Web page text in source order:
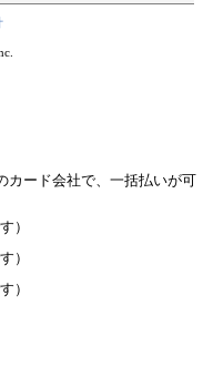
カード会社で、一括払いが可
）
）
）